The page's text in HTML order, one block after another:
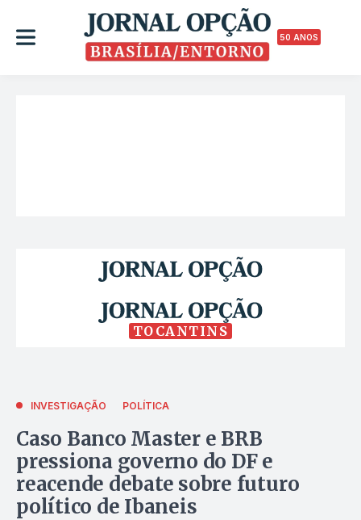
50 ANOS
TOCANTINS
INVESTIGAÇÃO POLÍTICA
Caso Banco Master e BRB
pressiona governo do DF e
reacende debate sobre futuro
político de Ibaneis